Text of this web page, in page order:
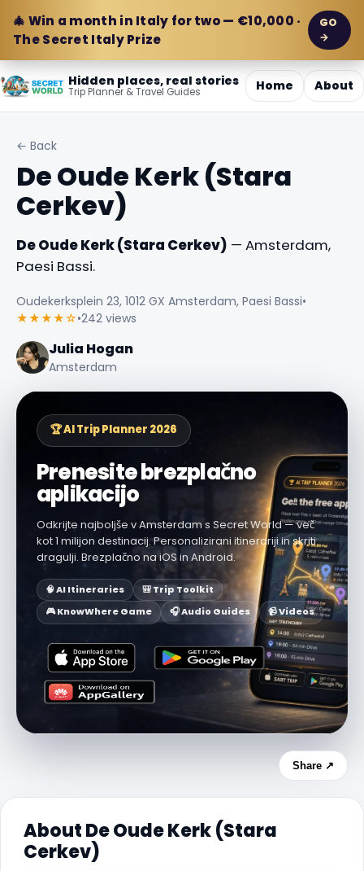
🎄 Win a month in Italy for two — €10,000 ·
The Secret Italy Prize
GO
→
Hidden places, real stories
Trip Planner & Travel Guides Home About
← Back
De Oude Kerk (Stara
Cerkev)
De Oude Kerk (Stara Cerkev) — Amsterdam,
Paesi Bassi.
Oudekerksplein 23, 1012 GX Amsterdam, Paesi Bassi•
★★★★☆•242 views
Julia Hogan
Amsterdam
🏆 AI Trip Planner 2026
Prenesite brezplačno
aplikacijo
Odkrijte najboljše v Amsterdam s Secret World — več
kot 1 milijon destinacij. Personalizirani itinerariji in skriti
dragulji. Brezplačno na iOS in Android.
🧠 AI Itineraries
🎒 Trip Toolkit
🎮 KnowWhere Game
🎧 Audio Guides 📹 Videos
Share ↗
About De Oude Kerk (Stara
Cerkev)